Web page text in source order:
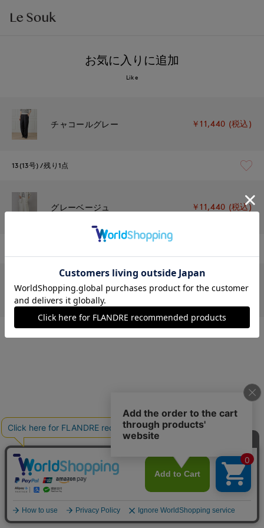
お気に入りに追加
Like
チャコールグレー ￥11,440 (税込)
13(13号) 残り1点
グレーベージュ ￥11,440 (税込)
ペパーミント ￥11,440 (税込)